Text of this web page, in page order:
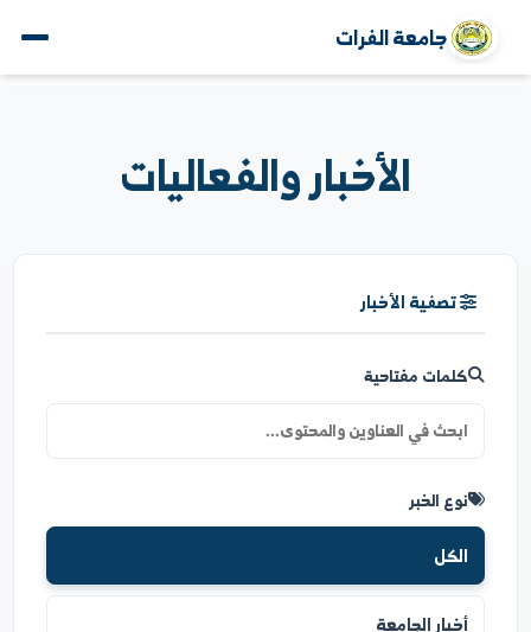
جامعة الفرات
الأخبار والفعاليات
كلمات مفتاحية
نوع الخبر